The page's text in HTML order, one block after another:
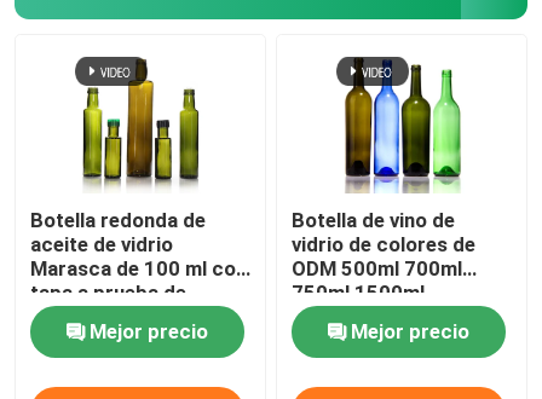
Botella redonda de
aceite de vidrio
Marasca de 100 ml con
tapa a prueba de
alteraciones
Mejor precio
Botella de vino de
vidrio de colores de
ODM 500ml 700ml
750ml 1500ml
Mejor precio